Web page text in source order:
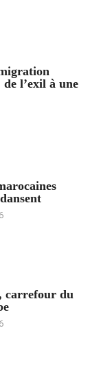
l’exil à une
carrefour du